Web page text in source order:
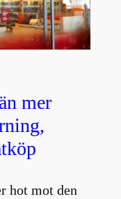
mer
hot mot den